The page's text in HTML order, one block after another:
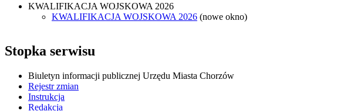
KWALIFIKACJA WOJSKOWA 2026
KWALIFIKACJA WOJSKOWA 2026 (nowe okno)
Stopka serwisu
Biuletyn informacji publicznej Urzędu Miasta Chorzów
Rejestr zmian
Instrukcja
Redakcja